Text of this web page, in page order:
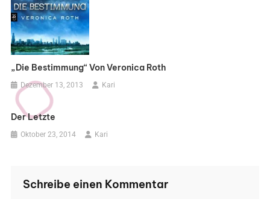
„Die Bestimmung“ Von Veronica Roth
Dezember 13, 2013 Kari
Der Letzte
Oktober 23, 2014 Kari
Schreibe einen Kommentar